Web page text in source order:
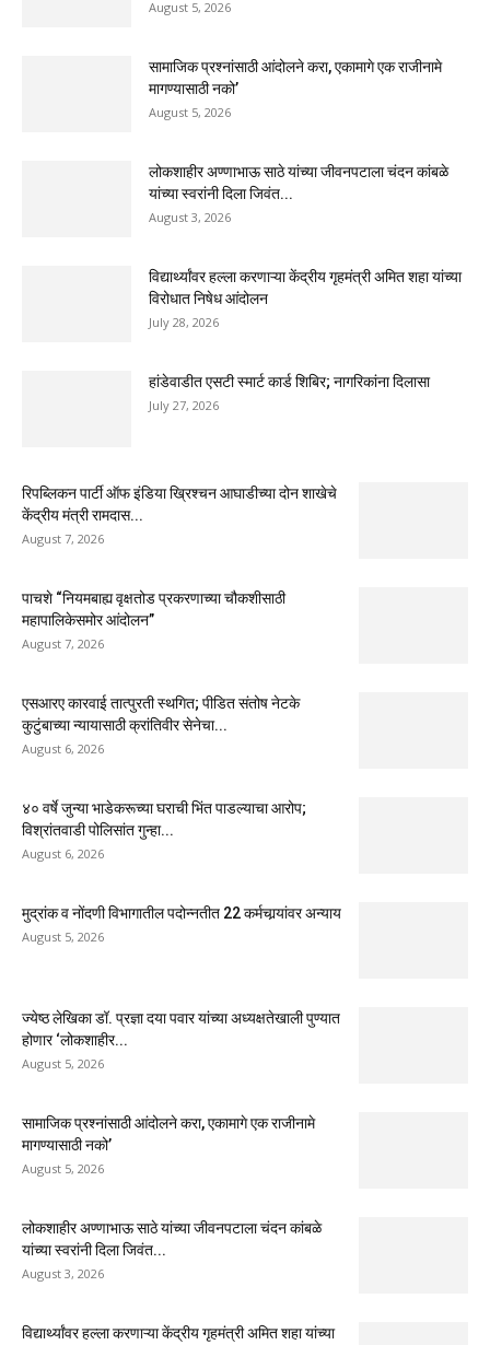
August 5, 2026
सामाजिक प्रश्नांसाठी आंदोलने करा, एकामागे एक राजीनामे
मागण्यासाठी नको’
August 5, 2026
लोकशाहीर अण्णाभाऊ साठे यांच्या जीवनपटाला चंदन कांबळे
यांच्या स्वरांनी दिला जिवंत...
August 3, 2026
विद्यार्थ्यांवर हल्ला करणाऱ्या केंद्रीय गृहमंत्री अमित शहा यांच्या
विरोधात निषेध आंदोलन
July 28, 2026
हांडेवाडीत एसटी स्मार्ट कार्ड शिबिर; नागरिकांना दिलासा
July 27, 2026
रिपब्लिकन पार्टी ऑफ इंडिया ख्रिश्चन आघाडीच्या दोन शाखेचे
केंद्रीय मंत्री रामदास...
August 7, 2026
पाचशे “नियमबाह्य वृक्षतोड प्रकरणाच्या चौकशीसाठी
महापालिकेसमोर आंदोलन”
August 7, 2026
एसआरए कारवाई तात्पुरती स्थगित; पीडित संतोष नेटके
कुटुंबाच्या न्यायासाठी क्रांतिवीर सेनेचा...
August 6, 2026
४० वर्षे जुन्या भाडेकरूच्या घराची भिंत पाडल्याचा आरोप;
विश्रांतवाडी पोलिसांत गुन्हा...
August 6, 2026
मुद्रांक व नोंदणी विभागातील पदोन्नतीत 22 कर्मचार्‍यांवर अन्याय
August 5, 2026
ज्येष्ठ लेखिका डॉ. प्रज्ञा दया पवार यांच्या अध्यक्षतेखाली पुण्यात
होणार ‘लोकशाहीर...
August 5, 2026
सामाजिक प्रश्नांसाठी आंदोलने करा, एकामागे एक राजीनामे
मागण्यासाठी नको’
August 5, 2026
लोकशाहीर अण्णाभाऊ साठे यांच्या जीवनपटाला चंदन कांबळे
यांच्या स्वरांनी दिला जिवंत...
August 3, 2026
विद्यार्थ्यांवर हल्ला करणाऱ्या केंद्रीय गृहमंत्री अमित शहा यांच्या